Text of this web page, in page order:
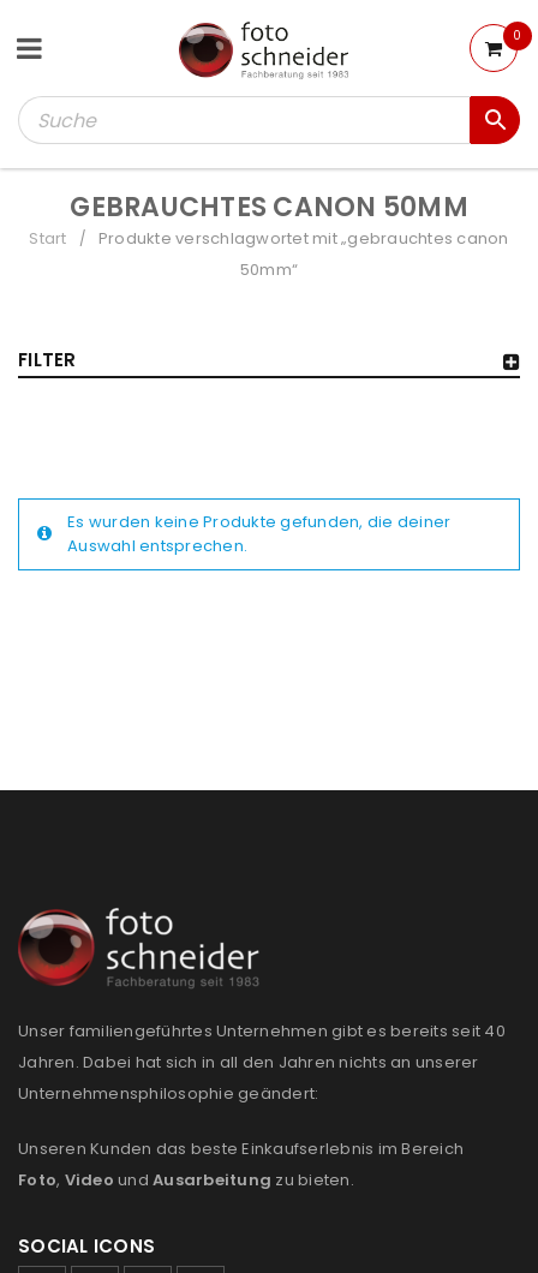
0
GEBRAUCHTES CANON 50MM
Start /
Produkte verschlagwortet mit „gebrauchtes canon
50mm“
FILTER
Es wurden keine Produkte gefunden, die deiner
Auswahl entsprechen.
Unser familiengeführtes Unternehmen gibt es bereits seit 40
Jahren. Dabei hat sich in all den Jahren nichts an unserer
Unternehmensphilosophie geändert:
Unseren Kunden das beste Einkaufserlebnis im Bereich
Foto, Video und Ausarbeitung zu bieten.
SOCIAL ICONS